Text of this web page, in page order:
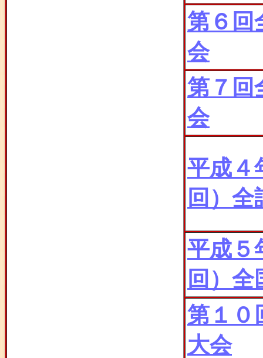
第６回
会
第７回
会
平成４
回）全
平成５
回）全
第１０
大会